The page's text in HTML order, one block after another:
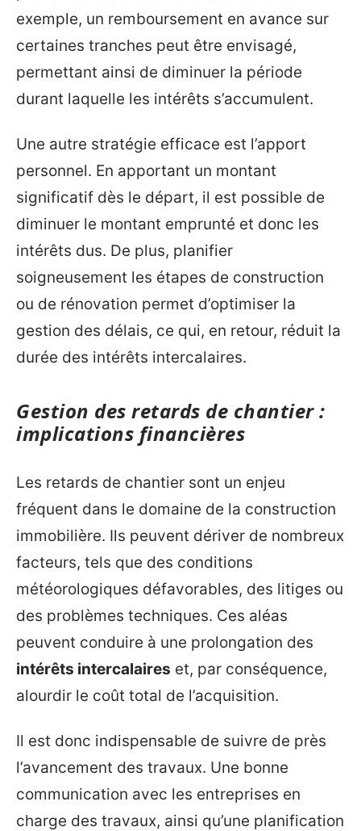
exemple, un remboursement en avance sur
certaines tranches peut être envisagé,
permettant ainsi de diminuer la période
durant laquelle les intérêts s’accumulent.
Une autre stratégie efficace est l’apport
personnel. En apportant un montant
significatif dès le départ, il est possible de
diminuer le montant emprunté et donc les
intérêts dus. De plus, planifier
soigneusement les étapes de construction
ou de rénovation permet d’optimiser la
gestion des délais, ce qui, en retour, réduit la
durée des intérêts intercalaires.
Gestion des retards de chantier :
implications financières
Les retards de chantier sont un enjeu
fréquent dans le domaine de la construction
immobilière. Ils peuvent dériver de nombreux
facteurs, tels que des conditions
météorologiques défavorables, des litiges ou
des problèmes techniques. Ces aléas
peuvent conduire à une prolongation des
intérêts intercalaires et, par conséquence,
alourdir le coût total de l’acquisition.
Il est donc indispensable de suivre de près
l’avancement des travaux. Une bonne
communication avec les entreprises en
charge des travaux, ainsi qu’une planification